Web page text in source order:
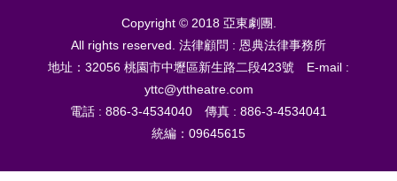
Copyright © 2018 亞東劇團.
All rights reserved. 法律顧問 : 恩典法律事務所
地址：32056 桃園市中壢區新生路二段423號 E-mail :
yttc@yttheatre.com
電話 : 886-3-4534040 傳真 : 886-3-4534041
統編：09645615